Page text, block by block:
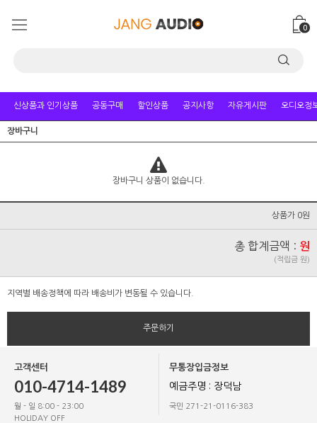
0
신상품과 인기상품 공동구매 할인상품 공지사항 자유게시판 오디오정
장바구니
장바구니 상품이 없습니다.
상품가 0원
총 합계금액 : 원
(적립금 원)
지역별 배송정책에 따라 배송비가 변동될 수 있습니다.
주문하기
고객센터
010-4714-1489
월 - 일 8:00 - 23:00
HOLIDAY OFF
무통장입금정보
예금주명 : 장덕남
국민 271-21-0116-383